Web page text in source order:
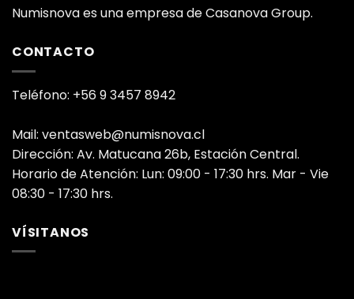
Numisnova es una empresa de Casanova Group.
CONTACTO
Teléfono: +56 9 3457 8942
Mail: ventasweb@numisnova.cl
Dirección: Av. Matucana 26b, Estación Central.
Horario de Atención: Lun: 09:00 - 17:30 hrs. Mar - Vie
08:30 - 17:30 hrs.
VÍSITANOS